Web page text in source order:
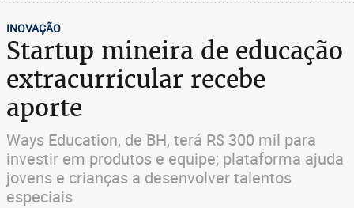
INOVAÇÃO
Startup mineira de educação
extracurricular recebe
aporte
Ways Education, de BH, terá R$ 300 mil para
investir em produtos e equipe; plataforma ajuda
jovens e crianças a desenvolver talentos
especiais